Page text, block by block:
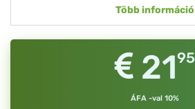
Több információ
2195
ÁFA -val 10%